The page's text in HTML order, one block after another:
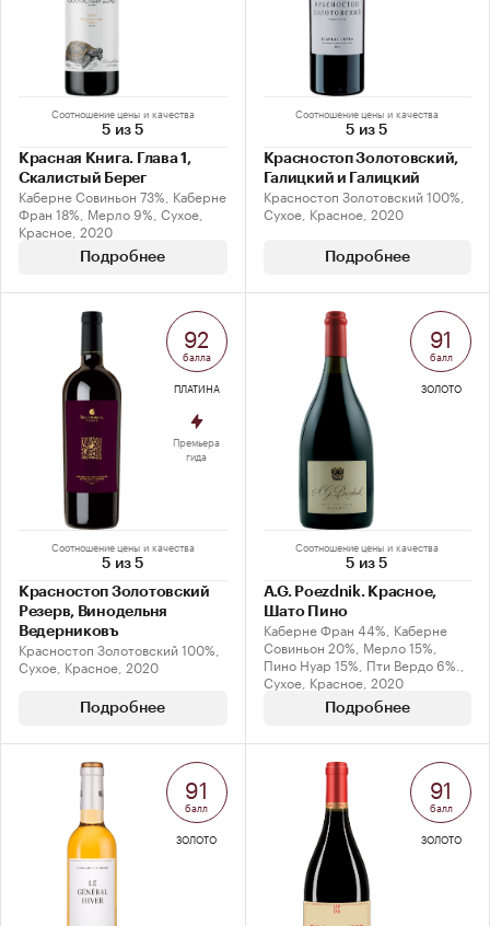
Соотношение цены и качества
5 из 5
Красная Книга. Глава 1,
Скалистый Берег
Каберне Совиньон 73%, Каберне
Фран 18%, Мерло 9%, Сухое,
Красное, 2020
Подробнее
Соотношение цены и качества
5 из 5
Красностоп Золотовский,
Галицкий и Галицкий
Красностоп Золотовский 100%,
Сухое, Красное, 2020
Подробнее
Соотношение цены и качества
5 из 5
Красностоп Золотовский
Резерв, Винодельня
Ведерниковъ
Красностоп Золотовский 100%,
Сухое, Красное, 2020
Подробнее
92
балла
ПЛАТИНА
Премьера
гида
Соотношение цены и качества
5 из 5
A.G. Poezdnik. Красное,
Шато Пино
Каберне Фран 44%, Каберне
Совиньон 20%, Мерло 15%,
Пино Нуар 15%, Пти Вердо 6%.,
Сухое, Красное, 2020
Подробнее
91
балл
ЗОЛОТО
91
балл
ЗОЛОТО
91
балл
ЗОЛОТО